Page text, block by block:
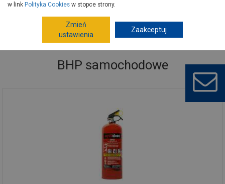
BHP samochodowe
w link Polityka Cookies w stopce strony.
Zmień
ustawienia
Zaakceptuj